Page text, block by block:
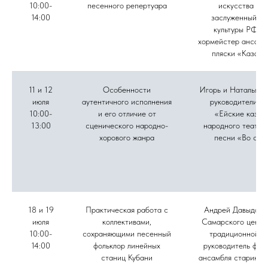
10:00-
14:00
песенного репертуара
искусства
заслуженный
культуры РФ,
хормейстер
пляски
11 и 12
июля
10:00-
13:00
Особенности
аутентичного исполнения
и его отличие от
сценического народно-
хорового жанра
Игорь и Наталья
руководители
«Ейские
народного театра
песни «Во
18 и 19
июля
10:00-
14:00
Практическая работа с
коллективами,
сохраняющими песенный
фольклор линейных
станиц Кубани
Андрей Давыдов,
Самарского
традиционной
руководитель
ансамбля